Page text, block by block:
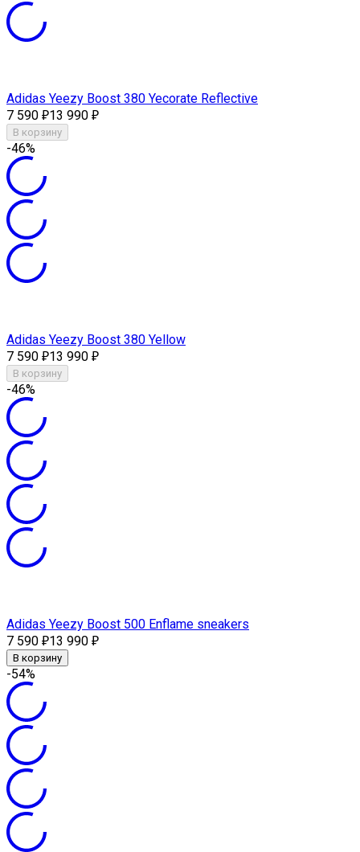
Adidas Yeezy Boost 380 Yecorate Reflective
7 590 ₽13 990 ₽
В корзину
-46%
Adidas Yeezy Boost 380 Yellow
7 590 ₽13 990 ₽
В корзину
-46%
Adidas Yeezy Boost 500 Enflame sneakers
7 590 ₽13 990 ₽
В корзину
-54%